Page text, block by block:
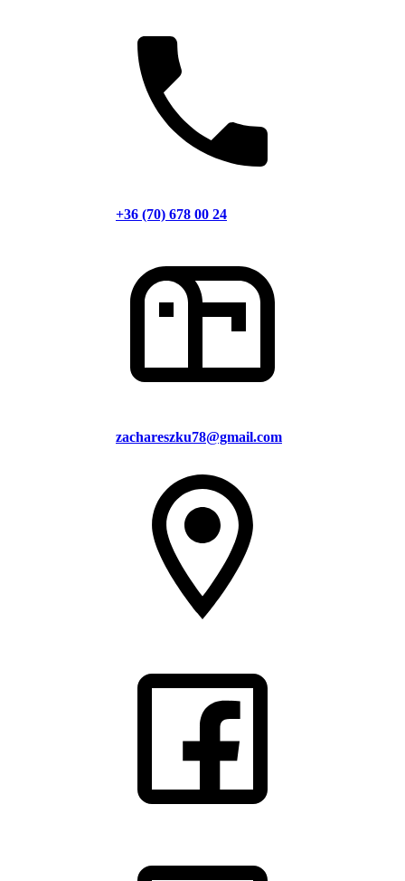
+36 (70) 678 00 24
zachareszku78@gmail.com